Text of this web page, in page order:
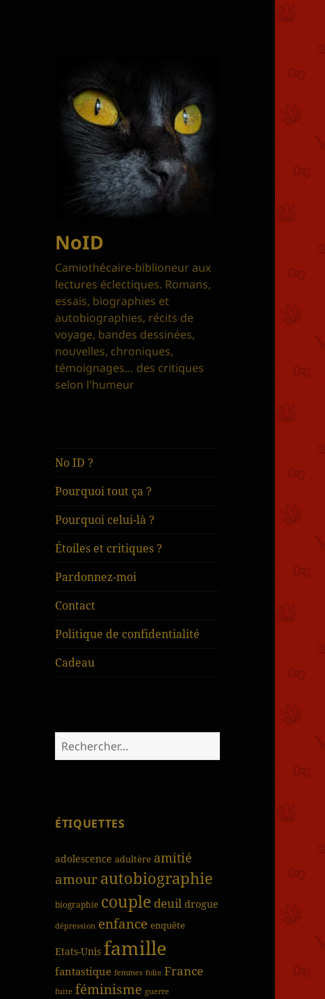
NoID
Camiothécaire-biblioneur aux
lectures éclectiques. Romans,
essais, biographies et
autobiographies, récits de
voyage, bandes dessinées,
nouvelles, chroniques,
témoignages… des critiques
selon l'humeur
No ID ?
Pourquoi tout ça ?
Pourquoi celui-là ?
Étoiles et critiques ?
Pardonnez-moi
Contact
Politique de confidentialité
Cadeau
Rechercher :
ÉTIQUETTES
adolescence adultère amitié
amourautobiographie
biographie couple deuil drogue
dépression enfance enquête
Etats-Unis famille
fantastique femmes folie France
fuite féminisme guerre